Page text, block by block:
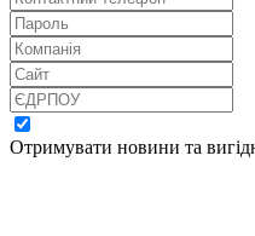
Отримувати новини та